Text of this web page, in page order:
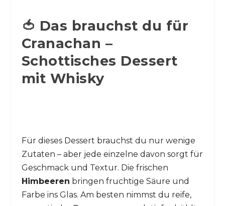
🍅 Das brauchst du für
Cranachan –
Schottisches Dessert
mit Whisky
Für dieses Dessert brauchst du nur wenige
Zutaten – aber jede einzelne davon sorgt für
Geschmack und Textur. Die frischen
Himbeeren bringen fruchtige Säure und
Farbe ins Glas. Am besten nimmst du reife,